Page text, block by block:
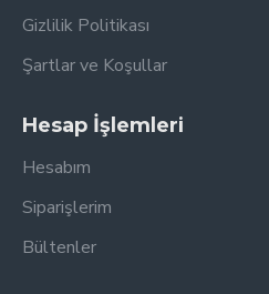
Gizlilik Politikası
Şartlar ve Koşullar
Hesap İşlemleri
Hesabım
Siparişlerim
Bültenler